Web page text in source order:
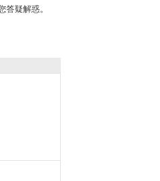
疑解惑。